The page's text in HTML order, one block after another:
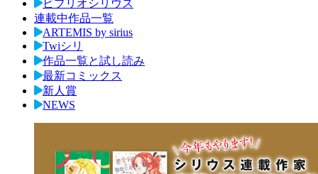
ビブリオシリウス
連載中作品一覧
ARTEMIS by sirius
Twiシリ
作品一覧と試し読み
最新コミックス
新人賞
NEWS